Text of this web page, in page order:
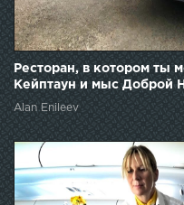
Ресторан, в котором ты
Кейптаун и мыс Доброй
ЮАР!
Alan Enileev